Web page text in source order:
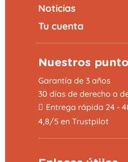
Noticias
Tu cuenta
Nuestros
Garantía de 3 años
30 días de derecho a
Entrega rápida 24 -
4,8/5 en Trustpilot